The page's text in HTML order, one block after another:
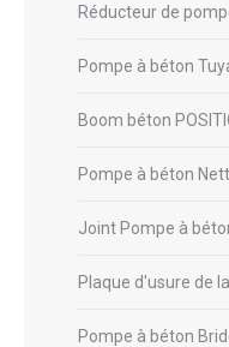
Réducteur de
Pompe à béton
Boom béton
Pompe à béton
Joint Pompe à
Plaque d'usure de
Pompe à béton